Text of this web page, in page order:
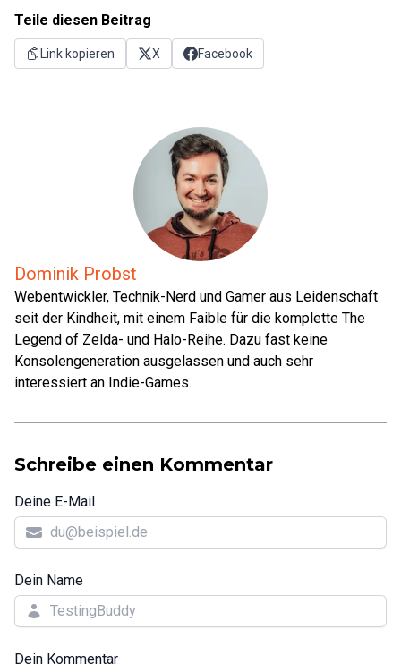
Teile diesen Beitrag
Link kopieren X Facebook
Dominik Probst
Webentwickler, Technik-Nerd und Gamer aus Leidenschaft
seit der Kindheit, mit einem Faible für die komplette The
Legend of Zelda- und Halo-Reihe. Dazu fast keine
Konsolengeneration ausgelassen und auch sehr
interessiert an Indie-Games.
Schreibe einen Kommentar
Deine E-Mail
Dein Name
Dein Kommentar